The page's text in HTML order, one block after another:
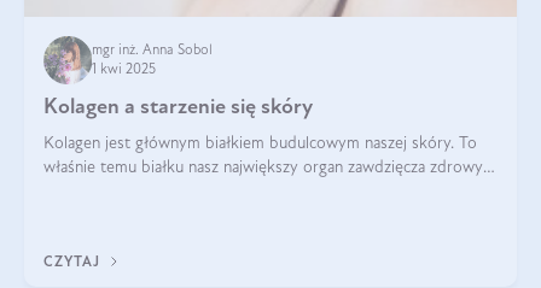
mgr inż. Anna Sobol
1 kwi 2025
Kolagen a starzenie się skóry
Kolagen jest głównym białkiem budulcowym naszej skóry. To
właśnie temu białku nasz największy organ zawdzięcza zdrowy
CZYTAJ